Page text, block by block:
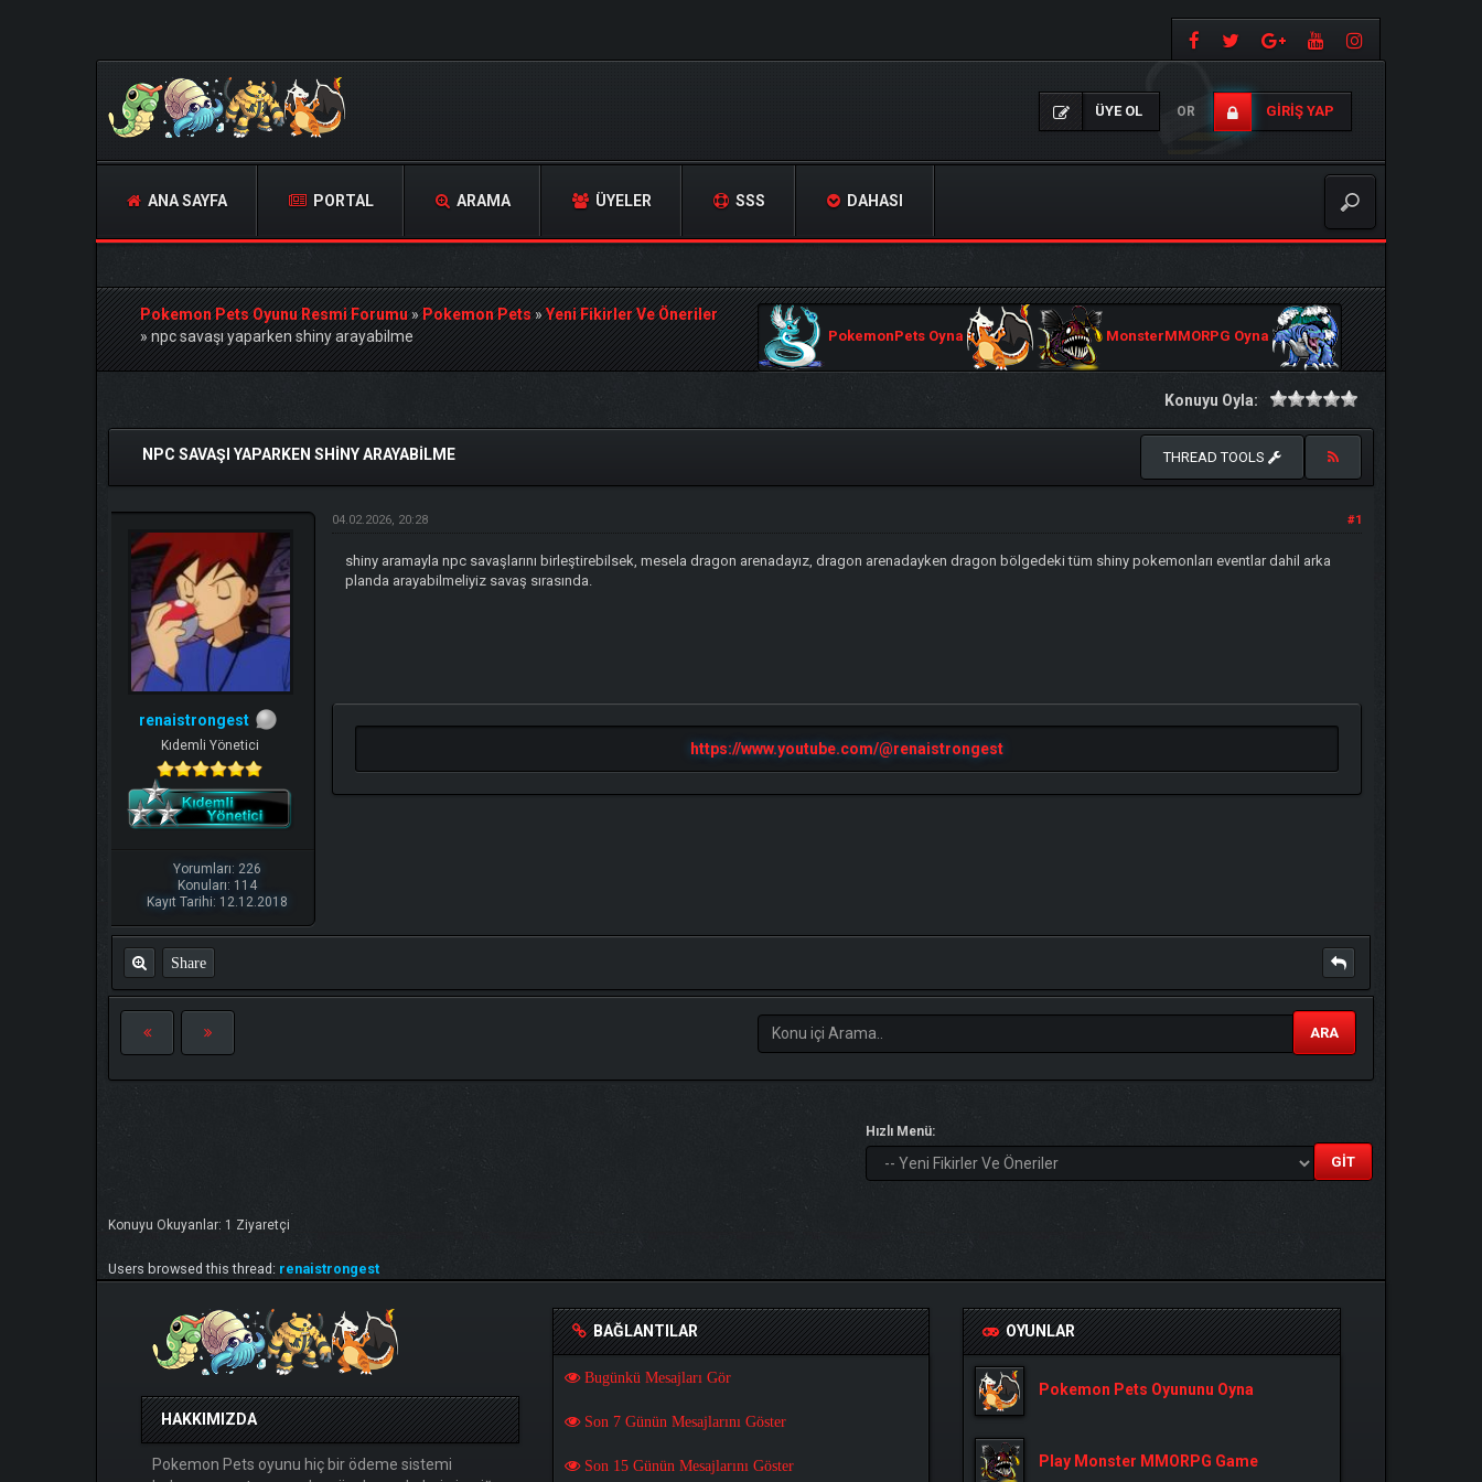
ÜYE OL OR GIRIŞ YAP
ANA SAYFA PORTAL ARAMA ÜYELER SSS DAHASI
Pokemon Pets Oyunu Resmi Forumu»Pokemon Pets»Yeni Fikirler Ve Öneriler
»npc savaşı yaparken shiny arayabilme PokemonPets Oyna MonsterMMORPG Oyna
Konuyu Oyla:
Derecelendirme: 0/5 - 0 oy
NPC SAVAŞI YAPARKEN SHINY ARAYABILME THREAD TOOLS
renaistrongest
Kıdemli Yönetici
Yorumları: 226
Konuları: 114
Kayıt Tarihi: 12.12.2018
#1
04.02.2026, 20:28
shiny aramayla npc savaşlarını birleştirebilsek, mesela dragon arenadayız, dragon arenadayken dragon bölgedeki tüm shiny pokemonları eventlar dahil arka
planda arayabilmeliyiz savaş sırasında.
https://www.youtube.com/@renaistrongest
Share
ARA
Hızlı Menü:
Konuyu Okuyanlar: 1 Ziyaretçi
Users browsed this thread: renaistrongest
HAKKIMIZDA
Pokemon Pets oyunu hiç bir ödeme sistemi
BAĞLANTILAR
Bugünkü Mesajları Gör
Son 7 Günün Mesajlarını Göster
Son 15 Günün Mesajlarını Göster
OYUNLAR
Pokemon Pets Oyununu Oyna
Play Monster MMORPG Game